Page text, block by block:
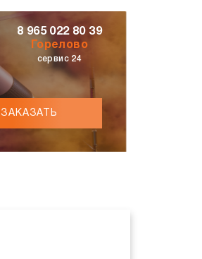
8 965 022 80 39
Горелово
сервис 24
ЗАКАЗАТЬ